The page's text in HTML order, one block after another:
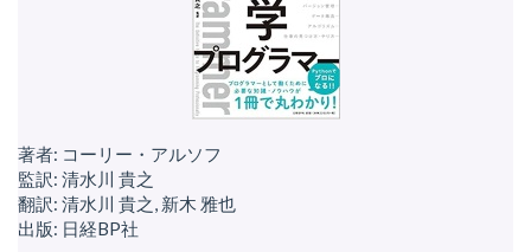
著者: コーリー・アルソフ
監訳: 清水川 貴之
翻訳: 清水川 貴之, 新木 雅也
出版: 日経BP社